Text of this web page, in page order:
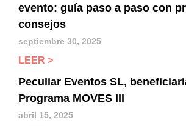
evento: guía paso a paso con
consejos
septiembre 30, 2025
LEER >
Peculiar Eventos SL,
Programa MOVES III
abril 15, 2025